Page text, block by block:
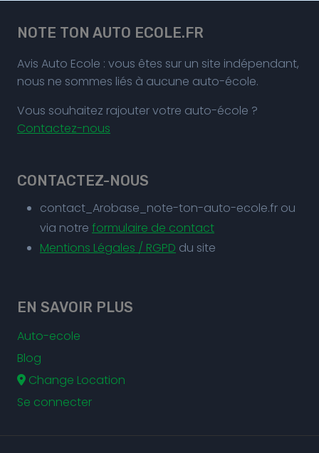
NOTE TON AUTO ECOLE.FR
Avis Auto Ecole : vous êtes sur un site indépendant,
nous ne sommes liés à aucune auto-école.
Vous souhaitez rajouter votre auto-école ?
Contactez-nous
CONTACTEZ-NOUS
contact_Arobase_note-ton-auto-ecole.fr ou
via notre formulaire de contact
Mentions Légales / RGPD du site
EN SAVOIR PLUS
Auto-ecole
Blog
Change Location
Se connecter